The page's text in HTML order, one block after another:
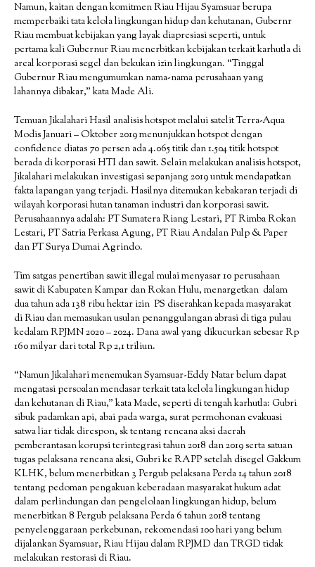
Namun, kaitan dengan komitmen Riau Hijau Syamsuar berupa
memperbaiki tata kelola lingkungan hidup dan kehutanan, Gubernr
Riau membuat kebijakan yang layak diapresiasi seperti, untuk
pertama kali Gubernur Riau menerbitkan kebijakan terkait karhutla di
areal korporasi segel dan bekukan izin lingkungan. “Tinggal
Gubernur Riau mengumumkan nama-nama perusahaan yang
lahannya dibakar,” kata Made Ali.
Temuan Jikalahari Hasil analisis hotspot melalui satelit Terra-Aqua
Modis Januari – Oktober 2019 menunjukkan hotspot dengan
confidence diatas 70 persen ada 4.065 titik dan 1.504 titik hotspot
berada di korporasi HTI dan sawit. Selain melakukan analisis hotspot,
Jikalahari melakukan investigasi sepanjang 2019 untuk mendapatkan
fakta lapangan yang terjadi. Hasilnya ditemukan kebakaran terjadi di
wilayah korporasi hutan tanaman industri dan korporasi sawit.
Perusahaannya adalah: PT Sumatera Riang Lestari, PT Rimba Rokan
Lestari, PT Satria Perkasa Agung, PT Riau Andalan Pulp & Paper
dan PT Surya Dumai Agrindo.
Tim satgas penertiban sawit illegal mulai menyasar 10 perusahaan
sawit di Kabupaten Kampar dan Rokan Hulu, menargetkan dalam
dua tahun ada 138 ribu hektar izin PS diserahkan kepada masyarakat
di Riau dan memasukan usulan penanggulangan abrasi di tiga pulau
kedalam RPJMN 2020 – 2024. Dana awal yang dikucurkan sebesar Rp
160 milyar dari total Rp 2,1 triliun.
“Namun Jikalahari menemukan Syamsuar-Eddy Natar belum dapat
mengatasi persoalan mendasar terkait tata kelola lingkungan hidup
dan kehutanan di Riau,” kata Made, seperti di tengah karhutla: Gubri
sibuk padamkan api, abai pada warga, surat permohonan evakuasi
satwa liar tidak direspon, sk tentang rencana aksi daerah
pemberantasan korupsi terintegrasi tahun 2018 dan 2019 serta satuan
tugas pelaksana rencana aksi, Gubri ke RAPP setelah disegel Gakkum
KLHK, belum menerbitkan 3 Pergub pelaksana Perda 14 tahun 2018
tentang pedoman pengakuan keberadaan masyarakat hukum adat
dalam perlindungan dan pengelolaan lingkungan hidup, belum
menerbitkan 8 Pergub pelaksana Perda 6 tahun 2018 tentang
penyelenggaraan perkebunan, rekomendasi 100 hari yang belum
dijalankan Syamsuar, Riau Hijau dalam RPJMD dan TRGD tidak
melakukan restorasi di Riau.